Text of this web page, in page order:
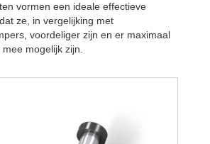
vormen een ideale effectieve
ze, in vergelijking met
voordeliger zijn en er maximaal
mogelijk zijn.